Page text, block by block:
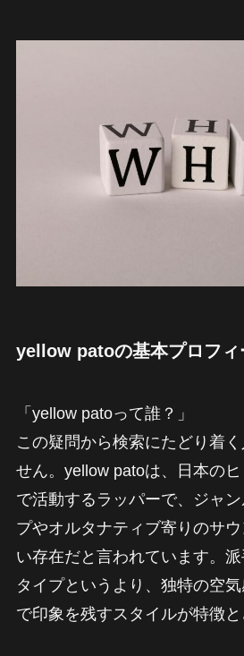
yellow patoの基本プロフィ
「yellow patoって誰？」
この疑問から検索にたどり着
せん。yellow patoは、日本の
で活動するラッパーで、ジャ
プやオルタナティブ寄りのサ
い存在だと言われています。
タイプというより、独特の空
で印象を残すスタイルが特徴と